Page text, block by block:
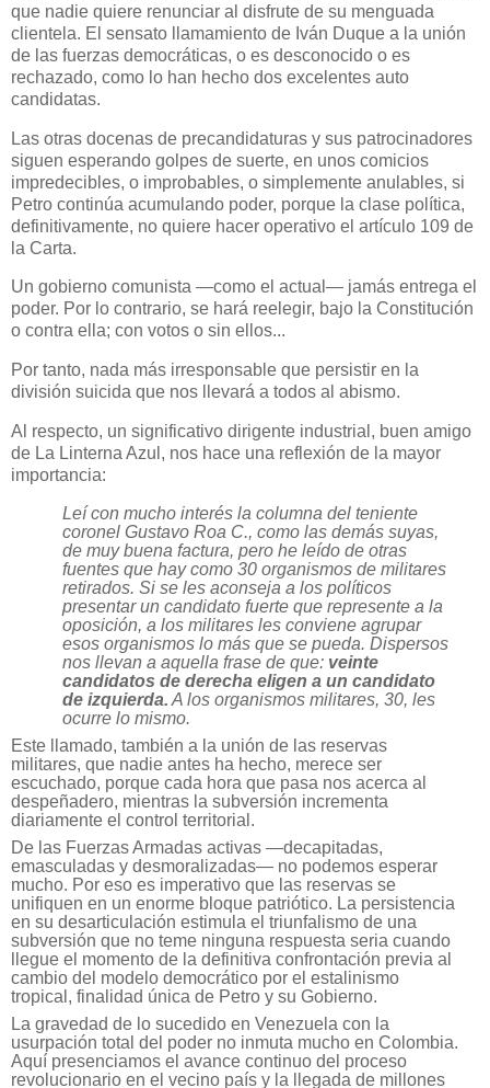
que nadie quiere renunciar al disfrute de su menguada
clientela. El sensato llamamiento de Iván Duque a la unión
de las fuerzas democráticas, o es desconocido o es
rechazado, como lo han hecho dos excelentes auto
candidatas.
Las otras docenas de precandidaturas y sus patrocinadores
siguen esperando golpes de suerte, en unos comicios
impredecibles, o improbables, o simplemente anulables, si
Petro continúa acumulando poder, porque la clase política,
definitivamente, no quiere hacer operativo el artículo 109 de
la Carta.
Un gobierno comunista —como el actual— jamás entrega el
poder. Por lo contrario, se hará reelegir, bajo la Constitución
o contra ella; con votos o sin ellos...
Por tanto, nada más irresponsable que persistir en la
división suicida que nos llevará a todos al abismo.
Al respecto, un significativo dirigente industrial, buen amigo
de La Linterna Azul, nos hace una reflexión de la mayor
importancia:
Leí con mucho interés la columna del teniente
coronel Gustavo Roa C., como las demás suyas,
de muy buena factura, pero he leído de otras
fuentes que hay como 30 organismos de militares
retirados. Si se les aconseja a los políticos
presentar un candidato fuerte que represente a la
oposición, a los militares les conviene agrupar
esos organismos lo más que se pueda. Dispersos
nos llevan a aquella frase de que: veinte
candidatos de derecha eligen a un candidato
de izquierda. A los organismos militares, 30, les
ocurre lo mismo.
Este llamado, también a la unión de las reservas
militares, que nadie antes ha hecho, merece ser
escuchado, porque cada hora que pasa nos acerca al
despeñadero, mientras la subversión incrementa
diariamente el control territorial.
De las Fuerzas Armadas activas —decapitadas,
emasculadas y desmoralizadas— no podemos esperar
mucho. Por eso es imperativo que las reservas se
unifiquen en un enorme bloque patriótico. La persistencia
en su desarticulación estimula el triunfalismo de una
subversión que no teme ninguna respuesta seria cuando
llegue el momento de la definitiva confrontación previa al
cambio del modelo democrático por el estalinismo
tropical, finalidad única de Petro y su Gobierno.
La gravedad de lo sucedido en Venezuela con la
usurpación total del poder no inmuta mucho en Colombia.
Aquí presenciamos el avance continuo del proceso
revolucionario en el vecino país y la llegada de millones